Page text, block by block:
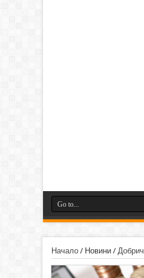
Начало/ Новини/ Добрич